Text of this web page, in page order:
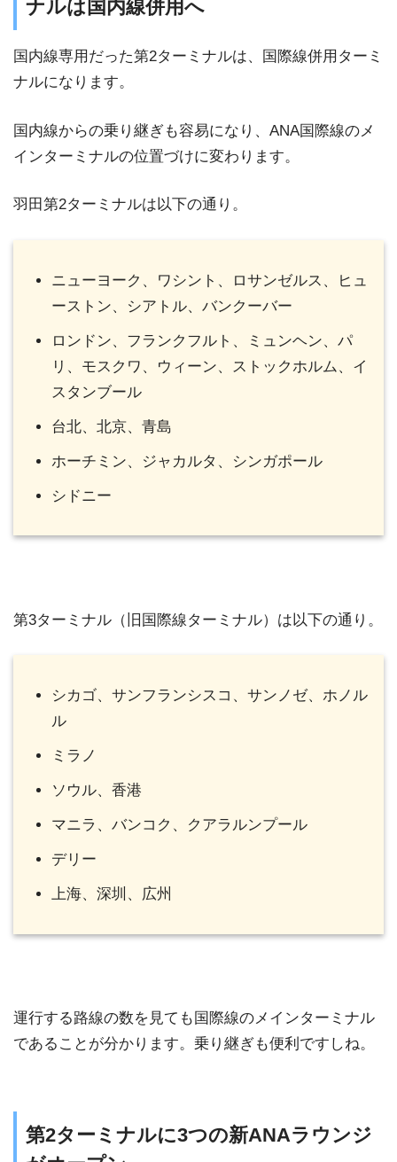
ナルは国内線併用へ
国内線専用だった第2ターミナルは、国際線併用ターミ
ナルになります。
国内線からの乗り継ぎも容易になり、ANA国際線のメ
インターミナルの位置づけに変わります。
羽田第2ターミナルは以下の通り。
ニューヨーク、ワシント、ロサンゼルス、ヒュ
ーストン、シアトル、バンクーバー
ロンドン、フランクフルト、ミュンヘン、パ
リ、モスクワ、ウィーン、ストックホルム、イ
スタンブール
台北、北京、青島
ホーチミン、ジャカルタ、シンガポール
シドニー
第3ターミナル（旧国際線ターミナル）は以下の通り。
シカゴ、サンフランシスコ、サンノゼ、ホノル
ル
ミラノ
ソウル、香港
マニラ、バンコク、クアラルンプール
デリー
上海、深圳、広州
運行する路線の数を見ても国際線のメインターミナル
であることが分かります。乗り継ぎも便利ですしね。
第2ターミナルに3つの新ANAラウンジ